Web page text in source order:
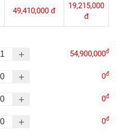
49,410,000 đ
19,215,000
đ
+ 54,900,000đ
+ 0đ
+ 0đ
+ 0đ